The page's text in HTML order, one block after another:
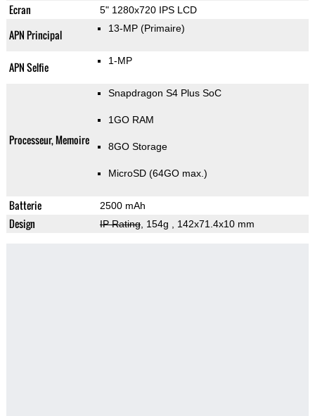
Ecran 5" 1280x720 IPS LCD
APN Principal 13-MP (Primaire)
APN Selfie 1-MP
Processeur, Memoire
Snapdragon S4 Plus SoC
1GO RAM
8GO Storage
MicroSD (64GO max.)
Batterie 2500 mAh
Design IP Rating, 154g , 142x71.4x10 mm